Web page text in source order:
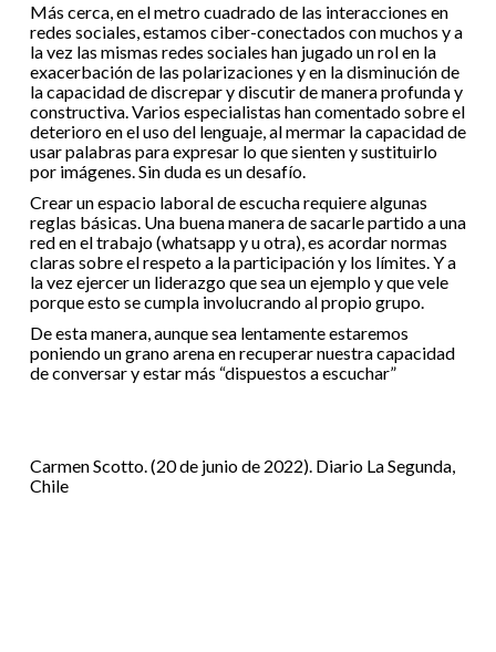
Más cerca, en el metro cuadrado de las interacciones en
redes sociales, estamos ciber-conectados con muchos y a
la vez las mismas redes sociales han jugado un rol en la
exacerbación de las polarizaciones y en la disminución de
la capacidad de discrepar y discutir de manera profunda y
constructiva. Varios especialistas han comentado sobre el
deterioro en el uso del lenguaje, al mermar la capacidad de
usar palabras para expresar lo que sienten y sustituirlo
por imágenes. Sin duda es un desafío.
Crear un espacio laboral de escucha requiere algunas
reglas básicas. Una buena manera de sacarle partido a una
red en el trabajo (whatsapp y u otra), es acordar normas
claras sobre el respeto a la participación y los límites. Y a
la vez ejercer un liderazgo que sea un ejemplo y que vele
porque esto se cumpla involucrando al propio grupo.
De esta manera, aunque sea lentamente estaremos
poniendo un grano arena en recuperar nuestra capacidad
de conversar y estar más “dispuestos a escuchar”
Carmen Scotto. (20 de junio de 2022). Diario La Segunda,
Chile